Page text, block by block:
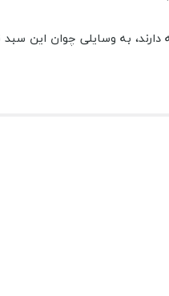
به وسایلی چوان این